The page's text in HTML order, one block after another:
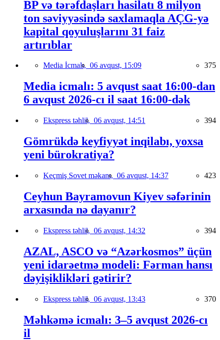
BP və tərəfdaşları hasilatı 8 milyon
ton səviyyəsində saxlamaqla AÇG-yə
kapital qoyuluşlarını 31 faiz
artırıblar
Media İcmalı, 06 avqust, 15:09 375
Media icmalı: 5 avqust saat 16:00-dan
6 avqust 2026-cı il saat 16:00-dək
Ekspress təhlil, 06 avqust, 14:51 394
Gömrükdə keyfiyyət inqilabı, yoxsa
yeni bürokratiya?
Keçmiş Sovet məkanı, 06 avqust, 14:37 423
Ceyhun Bayramovun Kiyev səfərinin
arxasında nə dayanır?
Ekspress təhlil, 06 avqust, 14:32 394
AZAL, ASCO və “Azərkosmos” üçün
yeni idarəetmə modeli: Fərman hansı
dəyişiklikləri gətirir?
Ekspress təhlil, 06 avqust, 13:43 370
Məhkəmə icmalı: 3–5 avqust 2026-cı
il